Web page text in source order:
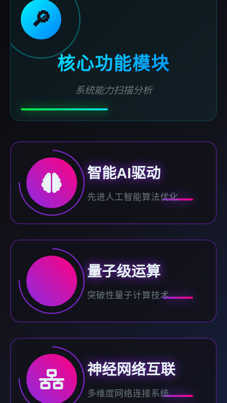
🔎
核心功能模块
系统能力扫描分析
智能AI驱动
先进人工智能算法优化
量子级运算
突破性量子计算技术
神经网络互联
多维度网络连接系统